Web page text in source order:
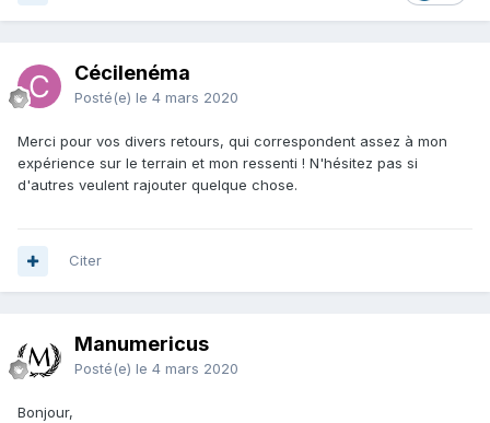
Cécilenéma
Posté(e) le 4 mars 2020
Merci pour vos divers retours, qui correspondent assez à mon
expérience sur le terrain et mon ressenti ! N'hésitez pas si
d'autres veulent rajouter quelque chose.
Citer
Manumericus
Posté(e) le 4 mars 2020
Bonjour,